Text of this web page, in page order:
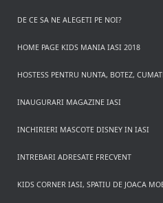
DE CE SA NE ALEGETI PE NOI?
HOME PAGE KIDS MANIA IASI 2018
HOSTESS PENTRU NUNTA, BOTEZ,
INAUGURARI MAGAZINE IASI
INCHIRIERI MASCOTE DISNEY IN IASI
INTREBARI ADRESATE FRECVENT
KIDS CORNER IASI, SPATIU DE JOACA